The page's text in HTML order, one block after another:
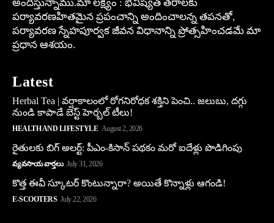
అందిస్తున్నాము.మా లక్ష్యం : భవిష్యత్ తరాలకు
పర్యావరణహితమైన ప్రపంచాన్ని అందించాలన్న తపనతో,
పర్యావరణ స్నేహపూర్వక జీవన విధానాన్ని ప్రోత్సహించడమే మా
ప్రధాన ఆశయం.
Latest
Herbal Tea | వర్షాకాలంలో రోగనిరోధక శక్తిని పెంచి.. జలుబు, దగ్గు
నుండి కాపాడే బెస్ట్ హెర్బల్ టీలు!
HEALTH AND LIFESTYLE August 2, 2026
రైతులకు బిగ్ అలర్ట్: పీఎం-కిసాన్ పథకం మరో ఐదేళ్లు పొడిగింపు
వ్యవసాయ వార్తలు July 31, 2026
కొత్త ఈవీ స్కూట‌ర్ కొంటున్నారా? అయితే కొన్నాళ్లు ఆగండి!
E-SCOOTERS July 22, 2026